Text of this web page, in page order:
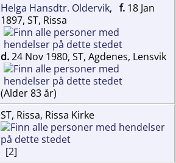
Helga Hansdtr. Oldervik, f. 18 Jan
1897, ST, Rissa
d.24 Nov 1980, ST, Agdenes, Lensvik
(Alder 83 år)
ST, Rissa, Rissa Kirke
[2]